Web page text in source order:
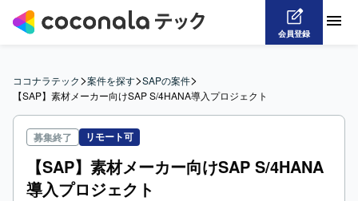
会員登録
ココナラテック>案件を探す>SAPの案件>
【SAP】素材メーカー向けSAP S/4HANA導入プロジェクト
募集終了 リモート可
【SAP】素材メーカー向けSAP S/4HANA
導入プロジェクト